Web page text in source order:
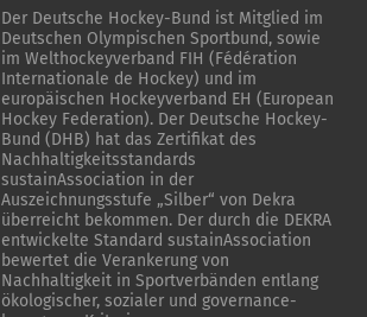
Der Deutsche Hockey-Bund ist Mitglied im
Deutschen Olympischen Sportbund, sowie
im Welthockeyverband FIH (Fédération
Internationale de Hockey) und im
europäischen Hockeyverband EH (European
Hockey Federation). Der Deutsche Hockey-
Bund (DHB) hat das Zertifikat des
Nachhaltigkeitsstandards
sustainAssociation in der
Auszeichnungsstufe „Silber“ von Dekra
überreicht bekommen. Der durch die DEKRA
entwickelte Standard sustainAssociation
bewertet die Verankerung von
Nachhaltigkeit in Sportverbänden entlang
ökologischer, sozialer und governance-